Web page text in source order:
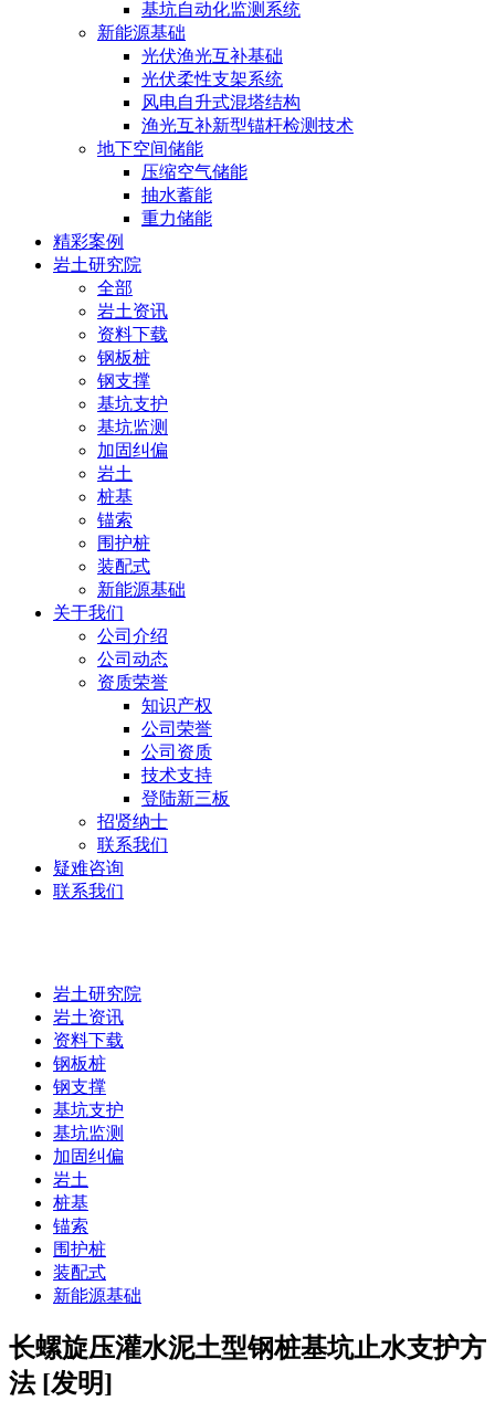
基坑自动化监测系统
新能源基础
光伏渔光互补基础
光伏柔性支架系统
风电自升式混塔结构
渔光互补新型锚杆检测技术
地下空间储能
压缩空气储能
抽水蓄能
重力储能
精彩案例
岩土研究院
全部
岩土资讯
资料下载
钢板桩
钢支撑
基坑支护
基坑监测
加固纠偏
岩土
桩基
锚索
围护桩
装配式
新能源基础
关于我们
公司介绍
公司动态
资质荣誉
知识产权
公司荣誉
公司资质
技术支持
登陆新三板
招贤纳士
联系我们
疑难咨询
联系我们
岩土研究院
岩土资讯
资料下载
钢板桩
钢支撑
基坑支护
基坑监测
加固纠偏
岩土
桩基
锚索
围护桩
装配式
新能源基础
长螺旋压灌水泥土型钢桩基坑止水支护方
法 [发明]